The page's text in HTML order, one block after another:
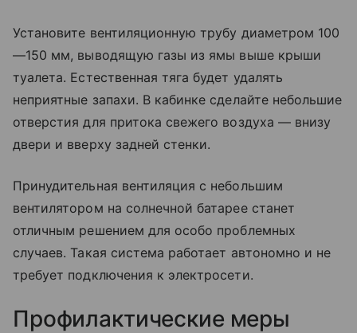
Установите вентиляционную трубу диаметром 100
—150 мм, выводящую газы из ямы выше крыши
туалета. Естественная тяга будет удалять
неприятные запахи. В кабинке сделайте небольшие
отверстия для притока свежего воздуха — внизу
двери и вверху задней стенки.
Принудительная вентиляция с небольшим
вентилятором на солнечной батарее станет
отличным решением для особо проблемных
случаев. Такая система работает автономно и не
требует подключения к электросети.
Профилактические меры